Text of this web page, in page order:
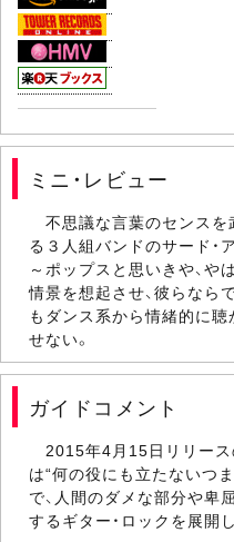
ミニ・レビュー
不思議な言葉のセンスを
る３人組バンドのサード・
～ポップスと思いきや、
情景を想起させ、彼らなら
もダンス系から情緒的に
せない。
ガイドコメント
2015年4月15日リリース
は“何の役にも立たないつ
で、人間のダメな部分や卑
するギター・ロックを展開